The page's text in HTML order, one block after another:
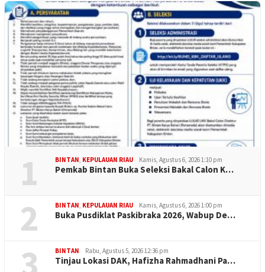
1 BINTAN KEPULAUAN RIAU Kamis, Agustus 6, 2026 1:10 pm
Pemkab Bintan Buka Seleksi Bakal Calon K…
2 BINTAN KEPULAUAN RIAU Kamis, Agustus 6, 2026 1:00 pm
Buka Pusdiklat Paskibraka 2026, Wabup De…
BINTAN Rabu, Agustus 5, 2026 12:36 pm
Tinjau Lokasi DAK, Hafizha Rahmadhani Pa…